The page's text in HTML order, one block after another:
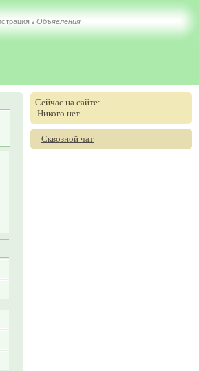
// Объявления
Сейчас на сайте:
Никого нет
Сквозной чат